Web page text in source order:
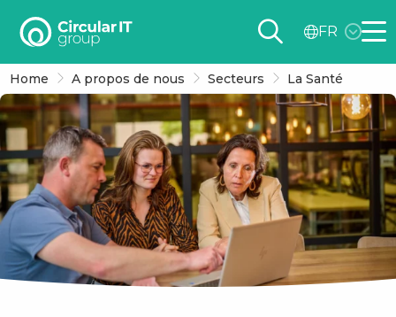
Circular
group
–
FR
FR
Home A propos de nous Secteurs La Santé